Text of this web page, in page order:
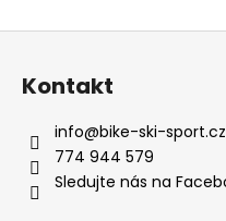
Z
Kontakt
info@bike-ski-sport.cz
774 944 579
Sledujte nás na